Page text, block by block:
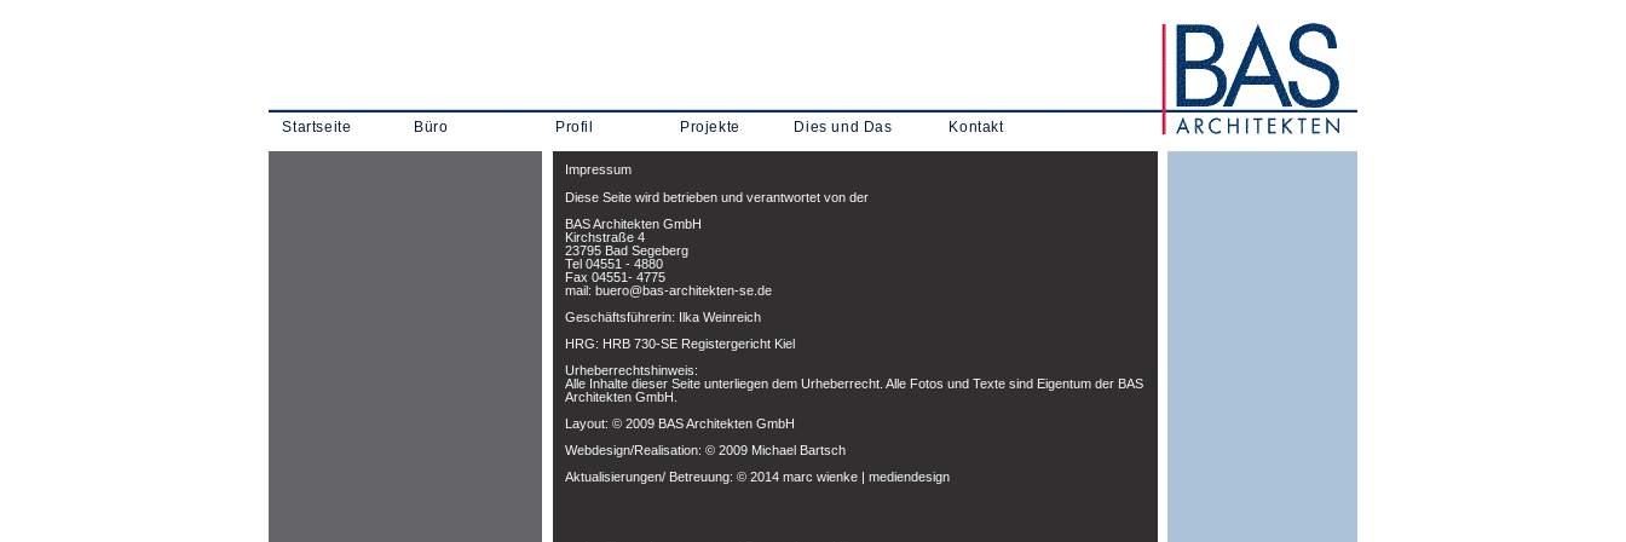
Impressum
Diese Seite wird betrieben und verantwortet von der
BAS Architekten GmbH
Kirchstraße 4
23795 Bad Segeberg
Tel 04551 - 4880
Fax 04551- 4775
mail: buero@bas-architekten-se.de
Geschäftsführerin: Ilka Weinreich
HRG: HRB 730-SE Registergericht Kiel
Urheberrechtshinweis:
Alle Inhalte dieser Seite unterliegen dem Urheberrecht. Alle Fotos und Texte sind Eigentum der BAS
Architekten GmbH.
Layout: © 2009 BAS Architekten GmbH
Webdesign/Realisation: © 2009 Michael Bartsch
Aktualisierungen/ Betreuung: © 2014 marc wienke | mediendesign
Startseite Büro Profil Projekte Dies und Das Kontakt